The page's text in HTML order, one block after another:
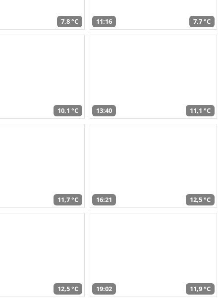
7,8 °C 11:16 7,7 °C
10,1 °C 13:40 11,1 °C
11,7 °C 16:21 12,5 °C
12,5 °C 19:02 11,9 °C